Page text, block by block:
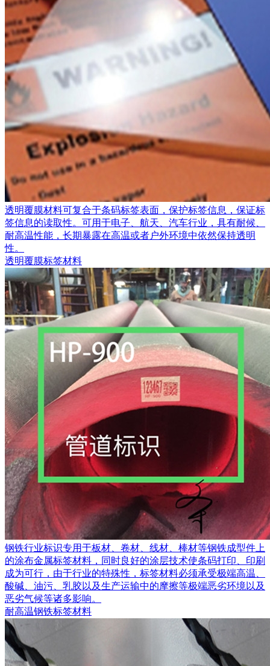
透明覆膜材料可复合于条码标签表面，保护标签信息，保证标
签信息的读取性。可用于电子、航天、汽车行业，具有耐候、
耐高温性能，长期暴露在高温或者户外环境中依然保持透明
性。
透明覆膜标签材料
钢铁行业标识专用于板材、卷材、线材、棒材等钢铁成型件上
的涂布金属标签材料，同时良好的涂层技术使条码打印、印刷
成为可行，由于行业的特殊性，标签材料必须承受极端高温、
酸碱、油污、乳胶以及生产运输中的摩擦等极端恶劣环境以及
恶劣气候等诸多影响。
耐高温钢铁标签材料